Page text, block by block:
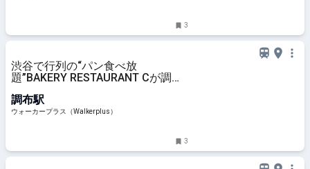
3
渋谷で行列の“パン食べ放
題”BAKERY RESTAURANT Cが調布
響は？最大200組待ちの日も！｜ウ
ォーカープラス
調布駅
ウォーカープラス（Walkerplus）
3